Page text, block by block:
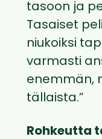
tasoon ja
Tasaiset
niukoiksi
varmasti
enemmän,
tällaista.”
Rohkeutta